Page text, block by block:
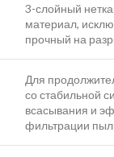
3-слойный
материал,
прочный на
Для
со стабильной
всасывания и
фильтрации